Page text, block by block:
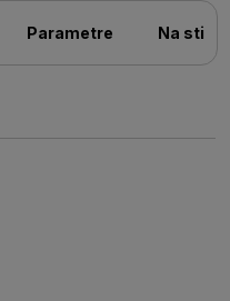
Parametre Na